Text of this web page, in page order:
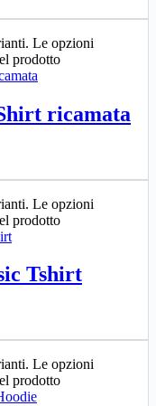
Le opzioni
prodotto
ricamata
Le opzioni
prodotto
Tshirt
Le opzioni
prodotto